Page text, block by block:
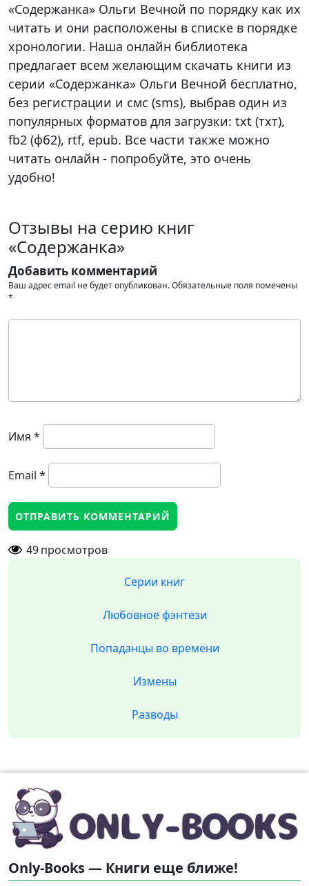
«Содержанка» Ольги Вечной по порядку как их
читать и они расположены в списке в порядке
хронологии. Наша онлайн библиотека
предлагает всем желающим скачать книги из
серии «Содержанка» Ольги Вечной бесплатно,
без регистрации и смс (sms), выбрав один из
популярных форматов для загрузки: txt (тхт),
fb2 (фб2), rtf, epub. Все части также можно
читать онлайн - попробуйте, это очень
удобно!
Отзывы на серию книг
«Содержанка»
Добавить комментарий
Ваш адрес email не будет опубликован.Обязательные поля помечены
*
Имя *
Email *
49просмотров
Серии книг
Любовное фэнтези
Попаданцы во времени
Измены
Разводы
Only-Books — Книги еще ближе!